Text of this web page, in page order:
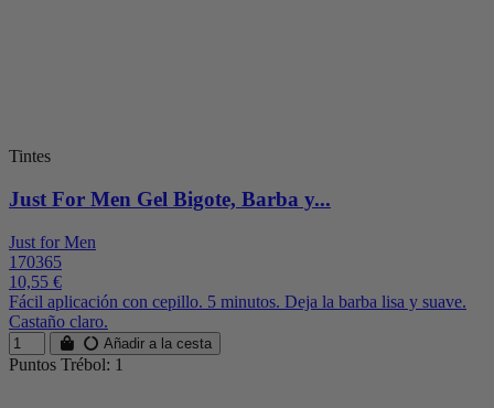
Tintes
Just For Men Gel Bigote, Barba y...
Just for Men
170365
10,55 €
Fácil aplicación con cepillo. 5 minutos. Deja la barba lisa y suave.
Castaño claro.
Añadir a la cesta
Puntos Trébol: 1